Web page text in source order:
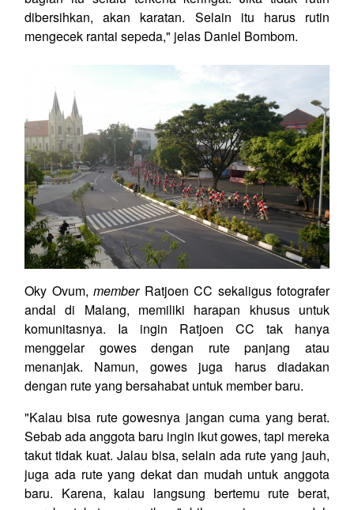
dibersihkan, akan karatan. Selain itu harus rutin
mengecek rantai sepeda," jelas Daniel Bombom.
Oky Ovum, memberRatjoen CC sekaligus fotografer
andal di Malang, memiliki harapan khusus untuk
komunitasnya. Ia ingin Ratjoen CC tak hanya
menggelar gowes dengan rute panjang atau
menanjak. Namun, gowes juga harus diadakan
dengan rute yang bersahabat untuk member baru.
"Kalau bisa rute gowesnya jangan cuma yang berat.
Sebab ada anggota baru ingin ikut gowes, tapi mereka
takut tidak kuat. Jalau bisa, selain ada rute yang jauh,
juga ada rute yang dekat dan mudah untuk anggota
baru. Karena, kalau langsung bertemu rute berat,